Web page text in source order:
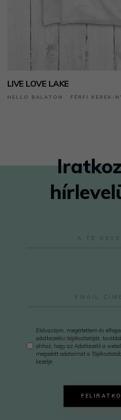
LIVE LOVE LAKE
HELLO BALATON ˙ FÉRFI KEREK-
Elolvastam, megértettem és
adatkezelési tájékoztatóját,
ahhoz, hogy az Adatkezelő a
megadott adataimat a
kezelje.